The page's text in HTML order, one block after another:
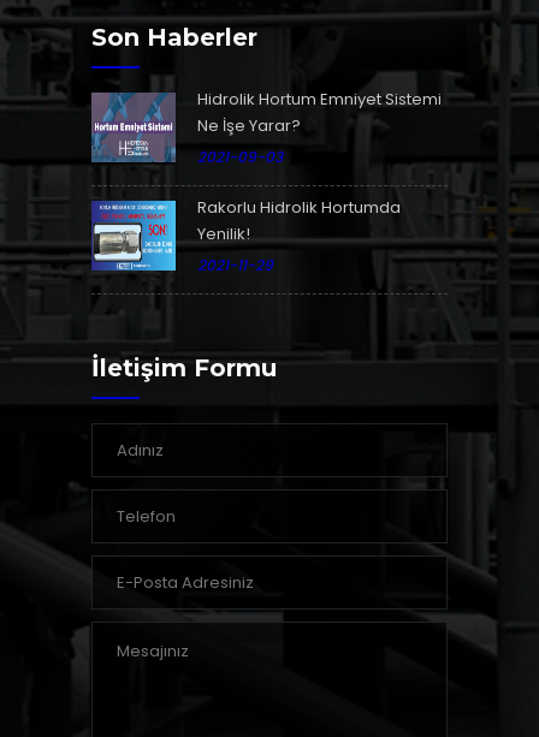
Son Haberler
Hidrolik Hortum Emniyet Sistemi
Ne İşe Yarar?
2021-09-03
Rakorlu Hidrolik Hortumda
Yenilik!
2021-11-29
İletişim Formu